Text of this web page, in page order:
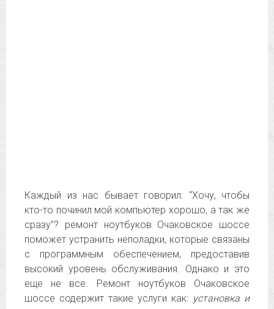
Каждый из нас бывает говорил: “Хочу, чтобы
кто-то починил мой компьютер хорошо, а так же
сразу”? ремонт ноутбуков Очаковское шоссе
поможет устранить неполадки, которые связаны
с программным обеспечением, предоставив
высокий уровень обслуживания. Однако и это
еще не все. Ремонт ноутбуков Очаковское
шоссе содержит такие услуги как: установка и